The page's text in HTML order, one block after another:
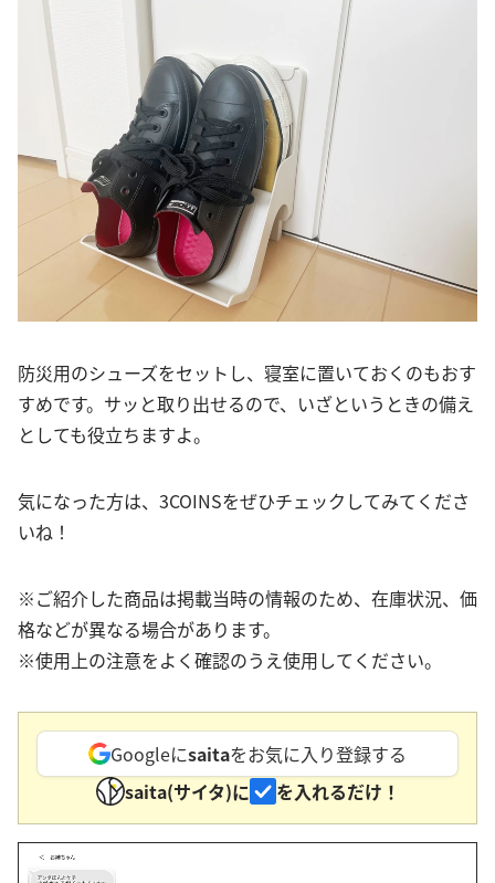
防災用のシューズをセットし、寝室に置いておくのもおす
すめです。サッと取り出せるので、いざというときの備え
としても役立ちますよ。
気になった方は、3COINSをぜひチェックしてみてくださ
いね！
※ご紹介した商品は掲載当時の情報のため、在庫状況、価
格などが異なる場合があります。
※使用上の注意をよく確認のうえ使用してください。
Googleにsaitaをお気に入り登録する
saita(サイタ)に
を入れるだけ！